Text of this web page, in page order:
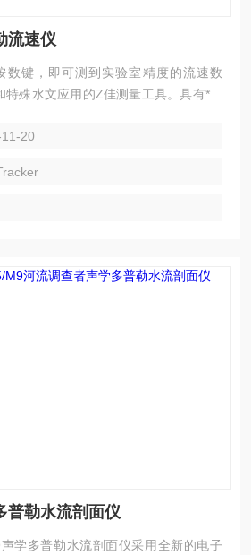
流速仪
数键，即可测到实验室精度的流速数
殊水文应用的Z佳测量工具。具有*的
20
普勒水流剖面仪
学多普勒水流剖面仪采用全新的电子